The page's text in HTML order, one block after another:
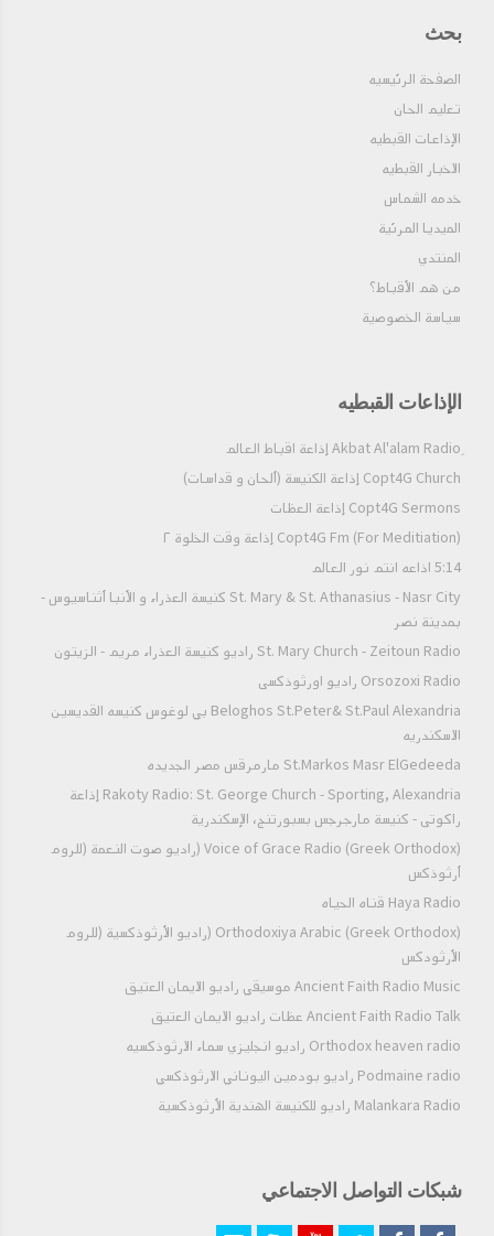
سفر الرويا الجزء الرابع
سفر الرويا الجزء الثالث
سفر الرويا الجزء الثاني
سفر الرويا الجزء الاول
قناه لوجوس - سفر الرؤيا
بحث
الصفحة الرئيسيه
تعليم الحان
الإذاعات القبطيه
الاخبار القبطيه
خدمه الشماس
الميديا المرئية
المنتدي
من هم الأقباط؟‎
سياسة الخصوصية
الإذاعات القبطيه
Copt4G Church إذاعة الكنيسة (ألحان و قداسات)
Copt4G Sermons إذاعة العظات
Copt4G Fm (For Meditiation) إذاعة وقت الخلوة ٢
5:14 اذاعه انتم نور العالم
St. Mary & St. Athanasius - Nasr City كنيسة العذراء و الأنبا أثناسيوس -
بمدينة نصر
St. Mary Church - Zeitoun Radio راديو كنيسة العذراء مريم - الزيتون
Orsozoxi Radio راديو اورثوذكسى
Beloghos St.Peter& St.Paul Alexandria بي لوغوس كنيسه القديسين
الاسكندريه
St.Markos Masr ElGedeeda مارمرقس مصر الجديده
Rakoty Radio: St. George Church - Sporting, Alexandria إذاعة
راكوتى - كنيسة مارجرجس بسبورتنج، الإسكندرية
Voice of Grace Radio (Greek Orthodox) (راديو صوت النعمة (للروم
أرثوذكس
Haya Radio قناه الحياه
Orthodoxiya Arabic (Greek Orthodox) (راديو الأرثوذكسية (للروم
الأرثودكس
Ancient Faith Radio Music موسيقي راديو الايمان العتيق
Ancient Faith Radio Talk عظات راديو الايمان العتيق
Orthodox heaven radio راديو انجليزي سماء الارثوذكسيه
Podmaine radio راديو بودمين اليوناني الارثوذكسي
Malankara Radio راديو للكنيسة الهندية الأرثوذكسية
شبكات التواصل الاجتماعي